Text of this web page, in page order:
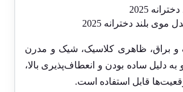
موی بلند دخترانه 2025
براق، ظاهری کلاسیک، شیک و مدرن
به دلیل ساده بودن و انعطاف‌پذیری بالا،
قابل استفاده است.